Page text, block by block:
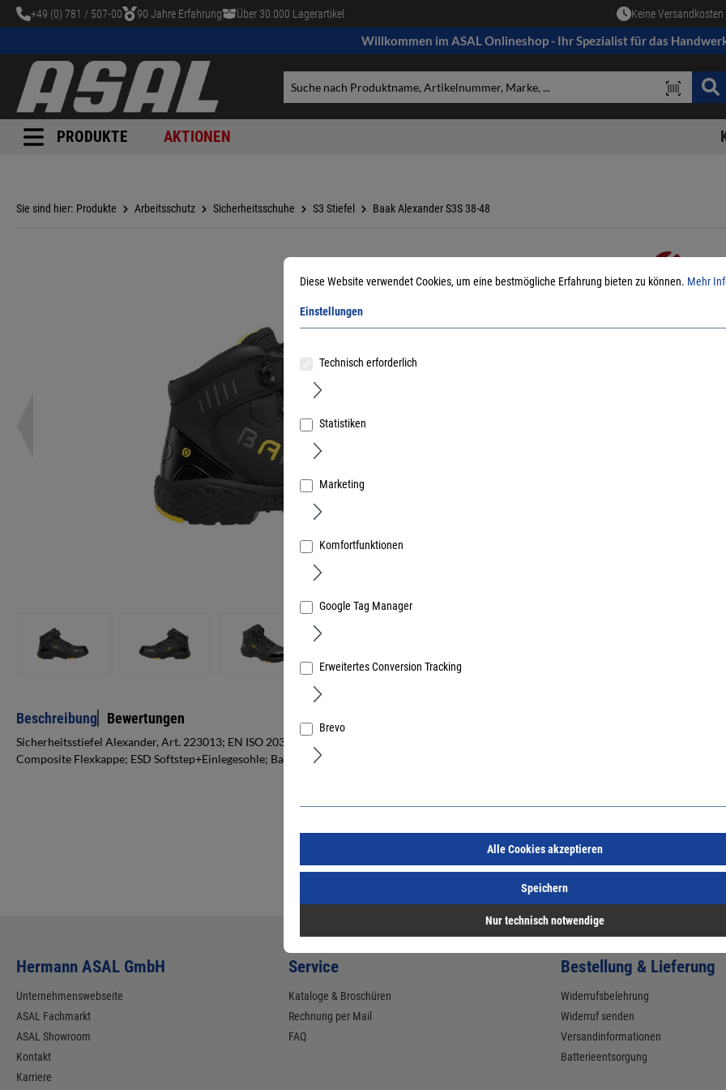
springen
+49 (0) 781 / 507-00 90 Jahre Erfahrung Über 30.000 Lagerartikel Keine
Willkommen im ASAL Onlineshop - Ihr Spezialist für das
PRODUKTE AKTIONEN
Sie sind hier: Produkte Arbeitsschutz Sicherheitsschuhe S3 Stiefel Baak Alexander S3S 38-48
Baak
Sohle
Beschreibung Bewertungen
Sicherheitsstiefel Alexander, Art. 223013; EN ISO 20345:2022 S3S FO HRO LG SC SR ESD; DGUV Regel 112-191; Mikrofaser mit TPU-
Composite Flexkappe; ESD Softstep+Einlegesohle; Baak NeoShield Durchtrittschutz; Zwischensohle: High Rebound Co-Polymer; Gummi-
Hermann ASAL GmbH
Unternehmenswebseite
ASAL Fachmarkt
ASAL Showroom
Kontakt
Karriere
Service
Kataloge & Broschüren
Rechnung per Mail
FAQ
Bestellung & Lieferung
Widerrufsbelehrung
Widerruf senden
Versandinformationen
Batterieentsorgung
Diese Website verwendet Cookies, um eine bestmögliche Erfahrung bieten zu können. Mehr
Einstellungen
Technisch erforderlich
Statistiken
Marketing
Komfortfunktionen
Google Tag Manager
Erweitertes Conversion Tracking
Brevo
Alle Cookies akzeptieren
Speichern
Nur technisch notwendige